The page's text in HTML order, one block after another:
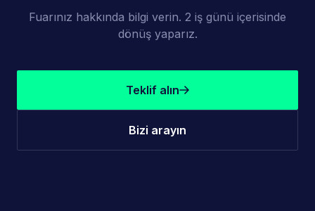
Fuarınız hakkında bilgi verin. 2 iş günü içerisinde
dönüş yaparız.
Teklif alın
Bizi arayın